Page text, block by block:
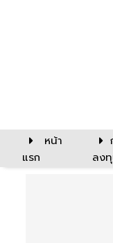
หน้า
แรก
ลง